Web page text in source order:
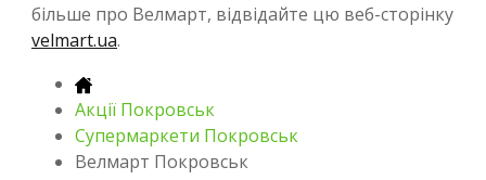
більше про Велмарт, відвідайте цю веб-сторінку
velmart.ua.
Акції Покровськ
Супермаркети Покровськ
Велмарт Покровськ